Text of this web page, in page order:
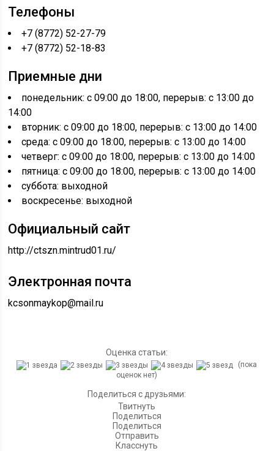
Телефоны
+7 (8772) 52-27-79
+7 (8772) 52-18-83
Приемные дни
понедельник: с 09:00 до 18:00, перерыв: с 13:00 до
14:00
вторник: с 09:00 до 18:00, перерыв: с 13:00 до 14:00
среда: с 09:00 до 18:00, перерыв: с 13:00 до 14:00
четверг: с 09:00 до 18:00, перерыв: с 13:00 до 14:00
пятница: с 09:00 до 18:00, перерыв: с 13:00 до 14:00
суббота: выходной
воскресенье: выходной
Официальный сайт
http://ctszn.mintrud01.ru/
Электронная почта
kcsonmaykop@mail.ru
Оценка статьи:
(пока
оценок нет)
Поделиться с друзьями:
Твитнуть
Поделиться
Поделиться
Отправить
Класснуть